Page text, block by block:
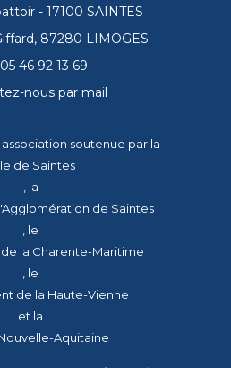
- 17100 SAINTES
87280 LIMOGES
46 92 13 69
nous par mail
association soutenue par la
de Saintes
, la
de Saintes
, le
la Charente-Maritime
, le
de la Haute-Vienne
et la
Aquitaine